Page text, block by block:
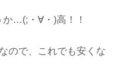
…(;・∀・)高！！
ので、これでも安くな